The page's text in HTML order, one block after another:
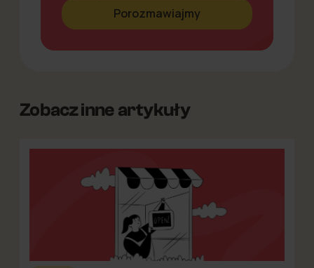
Zobacz inne artykuły